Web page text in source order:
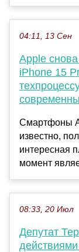
04:11, 13 Сен
Apple
iPhone 15
Смартфоны
известно,
интересная
момент
08:33, 20 Июл
Депутат